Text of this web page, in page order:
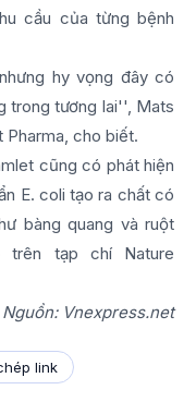
cầu của từng bệnh
hy vọng đây có
trong tương lai'', Mats
Pharma, cho biết.
cũng có phát hiện
E. coli tạo ra chất có
bàng quang và ruột
tạp chí Nature
Nguồn: Vnexpress.net
link